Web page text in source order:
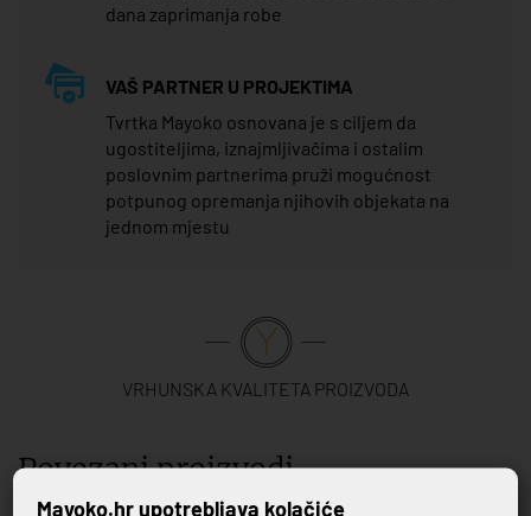
dana zaprimanja robe
VAŠ PARTNER U PROJEKTIMA
Tvrtka Mayoko osnovana je s ciljem da
ugostiteljima, iznajmljivačima i ostalim
poslovnim partnerima pruži mogućnost
potpunog opremanja njihovih objekata na
jednom mjestu
VRHUNSKA KVALITETA PROIZVODA
Povezani proizvodi
Mayoko.hr upotrebljava kolačiće